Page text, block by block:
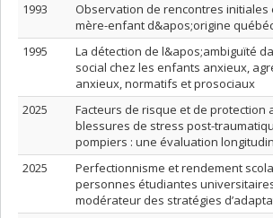
1993
Observation de rencontres
mère-enfant d&apos;origine
1995
La détection de l&apos;ambiguïté
social chez les enfants anxieux,
anxieux, normatifs et prosociaux
2025
Facteurs de risque et de protection
blessures de stress post-
pompiers : une évaluation
2025
Perfectionnisme et rendement
personnes étudiantes
modérateur des stratégies